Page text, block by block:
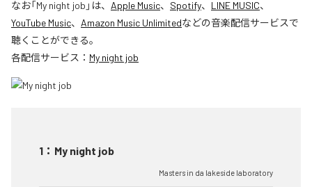
なお「My night job 」は、 Apple Music、 Spotify、 LINE MUSIC、
YouTube Music、 Amazon Music Unlimitedなどの音楽配信サービスで
聴くことができる。
各配信サービス： My night job
1 ： My night job
Masters in da lakeside laboratory